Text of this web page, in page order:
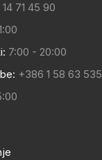
71 45 90
7:00 - 20:00
+386 1 58 63 535